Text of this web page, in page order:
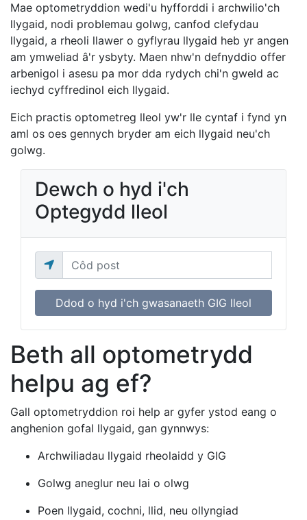
Mae optometryddion wedi'u hyfforddi i archwilio'ch
llygaid, nodi problemau golwg, canfod clefydau
llygaid, a rheoli llawer o gyflyrau llygaid heb yr angen
am ymweliad â'r ysbyty. Maen nhw'n defnyddio offer
arbenigol i asesu pa mor dda rydych chi'n gweld ac
iechyd cyffredinol eich llygaid.
Eich practis optometreg lleol yw'r lle cyntaf i fynd yn
aml os oes gennych bryder am eich llygaid neu'ch
golwg.
Dewch o hyd i'ch
Optegydd lleol
Ddod o hyd i'ch gwasanaeth GIG lleol
Beth all optometrydd
helpu ag ef?
Gall optometryddion roi help ar gyfer ystod eang o
anghenion gofal llygaid, gan gynnwys:
Archwiliadau llygaid rheolaidd y GIG
Golwg aneglur neu lai o olwg
Poen llygaid, cochni, llid, neu ollyngiad